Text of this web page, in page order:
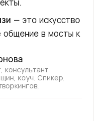
консультант
коуч. Спикер,
— это искусство
общение в мосты к